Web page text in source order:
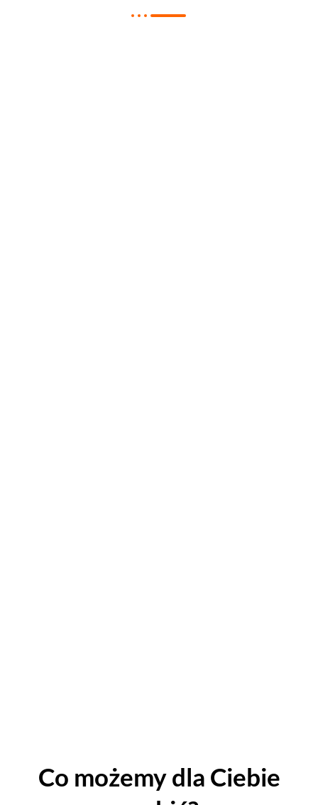
Co możemy dla Ciebie